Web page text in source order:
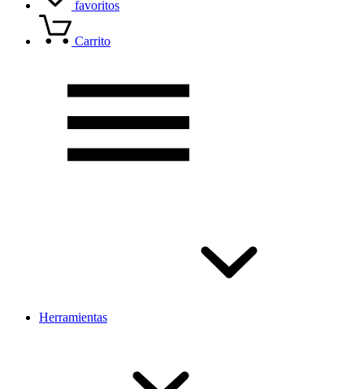
favoritos
Carrito
Herramientas